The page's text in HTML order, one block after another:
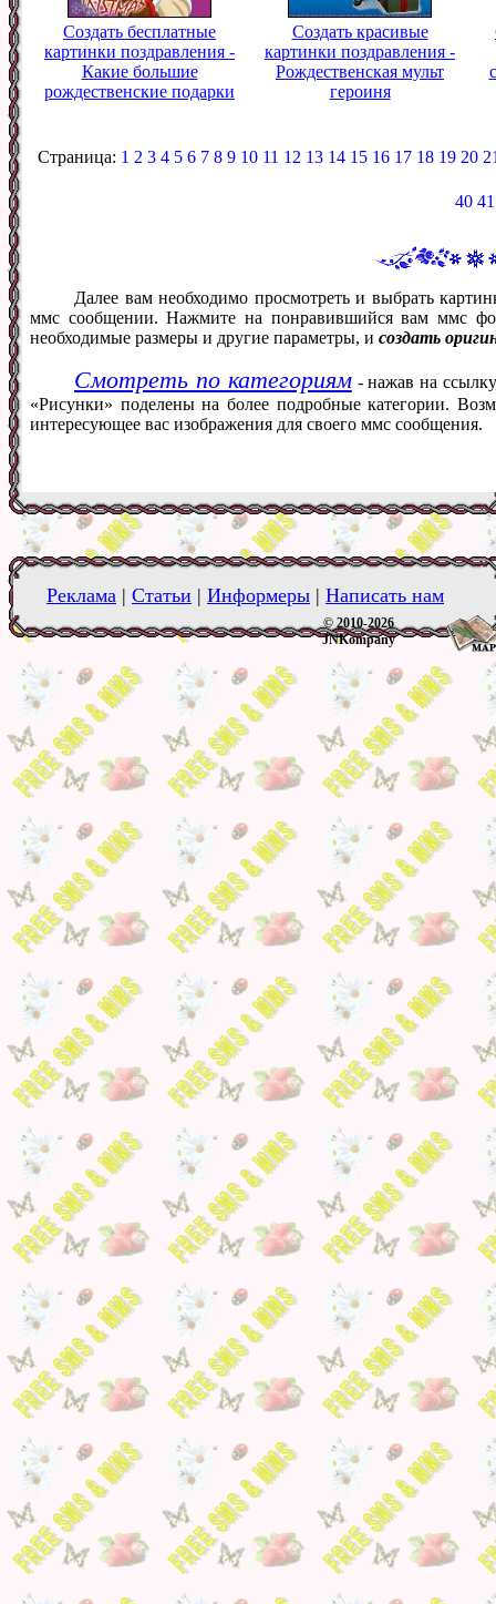
Создать бесплатные
картинки поздравления -
Какие большие
рождественские подарки
Создать красивые
картинки поздравления -
Рождественская мульт
героиня
Страница: 1 2 3 4 5 6 7 8 9 10 11 12 13 14 15 16 17 18 19 20
40 41
Далее вам необходимо просмотреть и выбрать
ммс сообщении. Нажмите на понравившийся вам ммс
необходимые размеры и другие параметры, и создать
Смотреть по категориям- нажав на
«Рисунки» поделены на более подробные категории.
интересующее вас изображения для своего ммс сообщения.
Реклама | Статьи | Информеры | Написать нам
© 2010-2026
JNKompany